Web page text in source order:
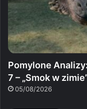
Pomylone
7 – „Smok w
05/08/2026